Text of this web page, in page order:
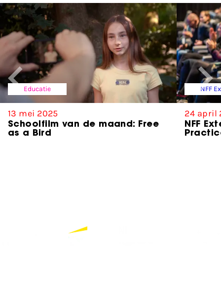
Educatie
13 mei 2025
Schoolfilm van de maand: Free
as a Bird
NFF
24 april
NFF